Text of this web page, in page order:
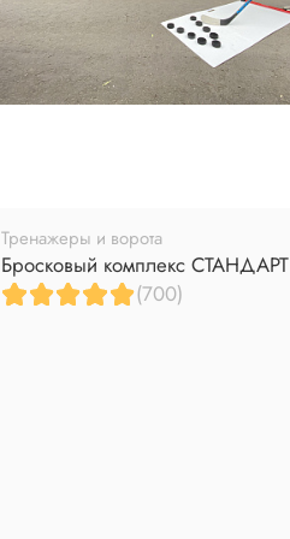
Тренажеры и ворота
Бросковый комплекс СТАНДАРТ
(700)